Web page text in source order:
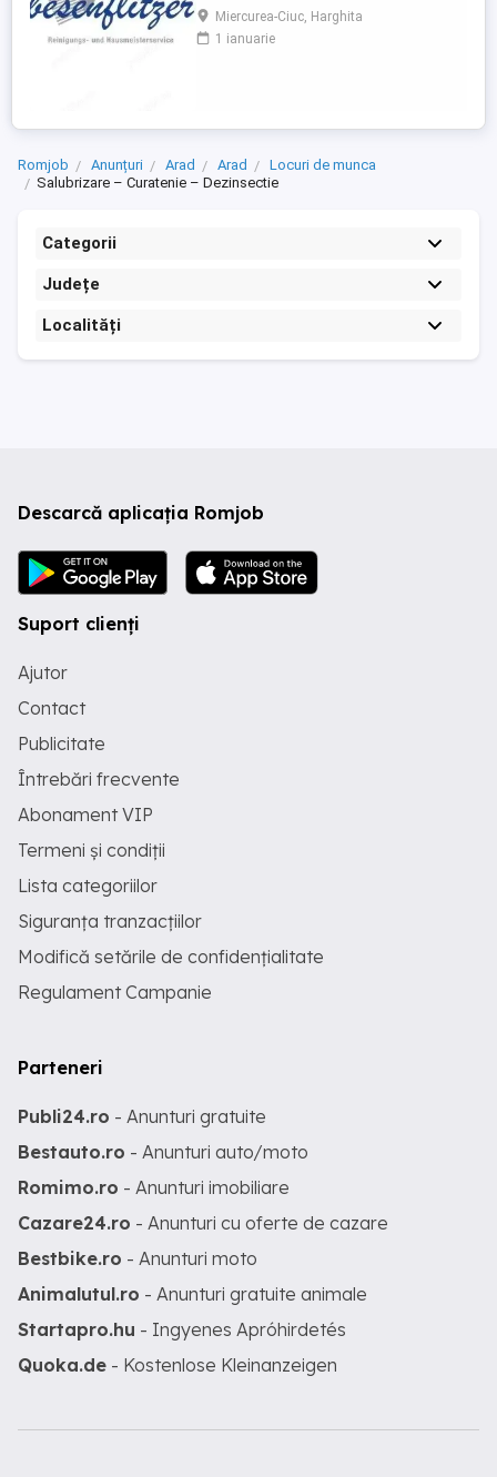
Norderney Besenflitzer GmbH este o firmă
specializată în curățarea locuințelor, dar și
a altor facilități, cum ar fi școli, gări,
Miercurea-Ciuc, Harghita
1 ianuarie
Romjob Anunțuri Arad Arad
Locuri de munca
Salubrizare – Curatenie – Dezinsectie
Categorii
Județe
Localități
Descarcă aplicația Romjob
Suport clienți
Ajutor
Contact
Publicitate
Întrebări frecvente
Abonament VIP
Termeni și condiții
Lista categoriilor
Siguranța tranzacțiilor
Modifică setările de confidențialitate
Regulament Campanie
Parteneri
Publi24.ro - Anunturi gratuite
Bestauto.ro - Anunturi auto/moto
Romimo.ro - Anunturi imobiliare
Cazare24.ro - Anunturi cu oferte de cazare
Bestbike.ro - Anunturi moto
Animalutul.ro - Anunturi gratuite animale
Startapro.hu - Ingyenes Apróhirdetés
Quoka.de - Kostenlose Kleinanzeigen